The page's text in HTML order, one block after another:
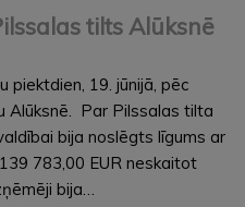
tilts Alūksnē
piektdien, 19. jūnijā, pēc
Alūksnē. Par Pilssalas tilta
bija noslēgts līgums ar
783,00 EUR neskaitot
bija…